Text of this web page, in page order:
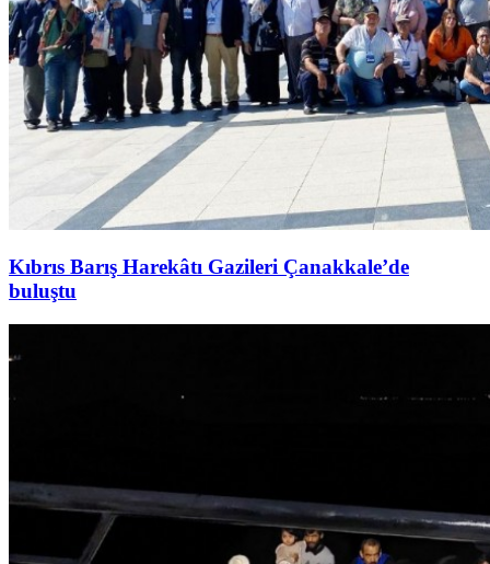
Kıbrıs Barış Harekâtı Gazileri Çanakkale’de
buluştu